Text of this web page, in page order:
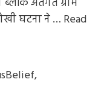
घटना ने … Read
,